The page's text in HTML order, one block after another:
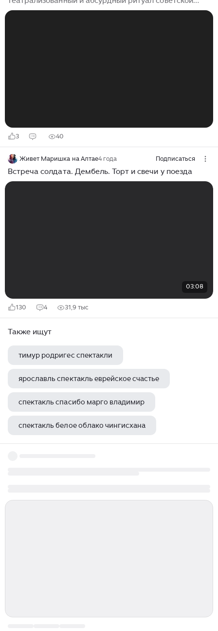
«дедовщины». Это своего рода иммерсивный
3 40
Живет Маришка на Алтае4 года Подписаться
Встреча солдата. Дембель. Торт и свечи у поезда
03:08
130 4 31,9 тыс
Также ищут
тимур родригес спектакли
ярославль спектакль еврейское счастье
спектакль спасибо марго владимир
спектакль белое облако чингисхана